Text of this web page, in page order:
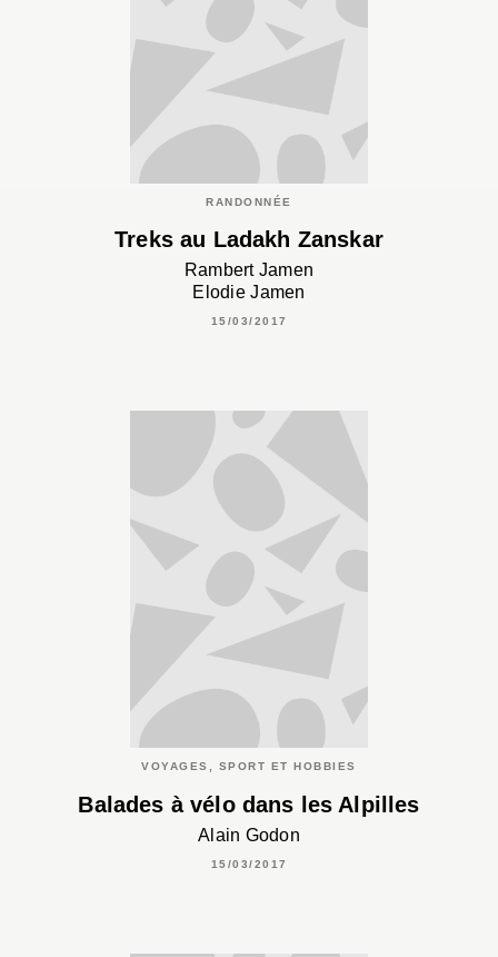
RANDONNÉE
Treks au Ladakh Zanskar
Rambert Jamen
Elodie Jamen
15/03/2017
VOYAGES, SPORT ET HOBBIES
Balades à vélo dans les Alpilles
Alain Godon
15/03/2017